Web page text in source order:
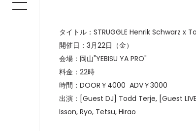
タイトル：STRUGGLE Henrik Schwarz x
開催日：3月22日（金）
会場：岡山"YEBISU YA PRO"
料金：22時
時間：DOOR￥4000 ADV￥3000
出演：[Guest DJ] Todd Terje, [Guest
Isson, Ryo, Tetsu, Hirao